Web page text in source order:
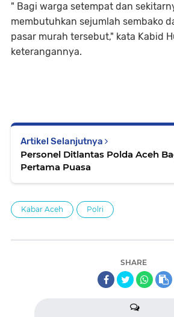
" Bagi warga setempat dan
membutuhkan sejumlah sembako
pasar murah tersebut," kata Kabid
keterangannya.
Artikel Selanjutnya
Personel Ditlantas Polda Aceh
Pertama Puasa
Kabar Aceh Polri
SHARE